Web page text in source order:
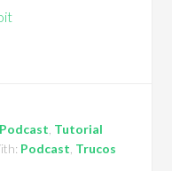
Podcast Tutorial
Podcast Trucos